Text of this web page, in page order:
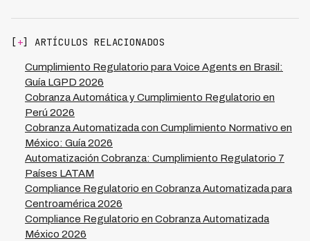
sensibles (raza, género) y proxies (CEP, nombre),
transparencia (deudor puede solicitar explicación de
Violaciones resultan en multas ANPD + danos morais
colectivos de R$50M+.
[ +] ARTÍCULOS RELACIONADOS
Cumplimiento Regulatorio para Voice Agents en Brasil:
Guía LGPD 2026
Cobranza Automática y Cumplimiento Regulatorio en
Perú 2026
Cobranza Automatizada con Cumplimiento Normativo en
México: Guía 2026
Automatización Cobranza: Cumplimiento Regulatorio 7
Países LATAM
Compliance Regulatorio en Cobranza Automatizada para
Centroamérica 2026
Compliance Regulatorio en Cobranza Automatizada
México 2026